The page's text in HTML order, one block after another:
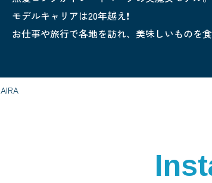
モデルキャリアは20年越え❗️
お仕事や旅行で各地を訪れ、美味しいものを
AIRA